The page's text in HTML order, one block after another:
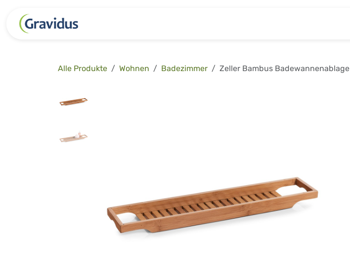
Alle Produkte Wohnen Badezimmer Zeller Bambus Badewannenablage